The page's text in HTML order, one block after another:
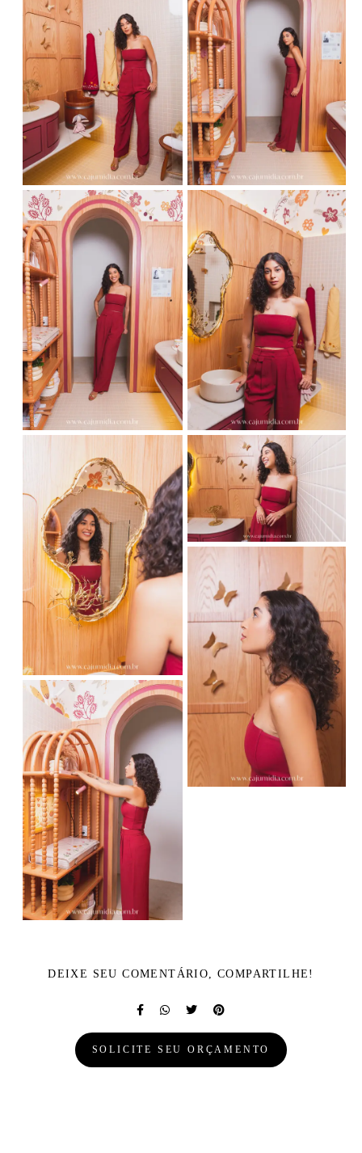
DEIXE SEU COMENTÁRIO, COMPARTILHE!
SOLICITE SEU ORÇAMENTO